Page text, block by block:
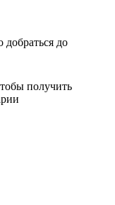
до
получить